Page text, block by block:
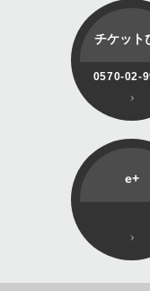
チケット
0570-02-
e+